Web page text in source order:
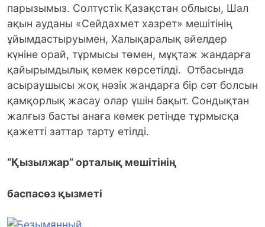
парызымыз. Солтүстік Қазақстан облысы, Шал
ақын ауданы «Сейдахмет хазрет» мешітінің
ұйымдастыруымен, Халықаралық әйелдер
күніне орай, тұрмысы төмен, мұқтаж жандарға
қайырымдылық көмек көрсетілді. Отбасында
асыраушысы жоқ нәзік жандарға бір сәт болсын
қамқорлық жасау олар үшін бақыт. Сондықтан
жалғыз басты анаға көмек ретінде тұрмысқа
қажетті заттар тарту етілді.
“Қызылжар” орталық мешітінің
баспасөз қызметі